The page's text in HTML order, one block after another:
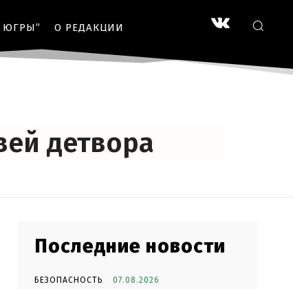
ЮГРЫ” О РЕДАКЦИИ
детвора
Последние новости
БЕЗОПАСНОСТЬ 07.08.2026